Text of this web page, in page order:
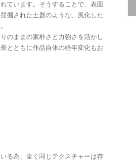
ています。そうすることで、表面
掘された土器のような、風化した
のままの素朴さと力強さを活かし
とともに作品自体の経年変化もお
る為、全く同じテクスチャーは存